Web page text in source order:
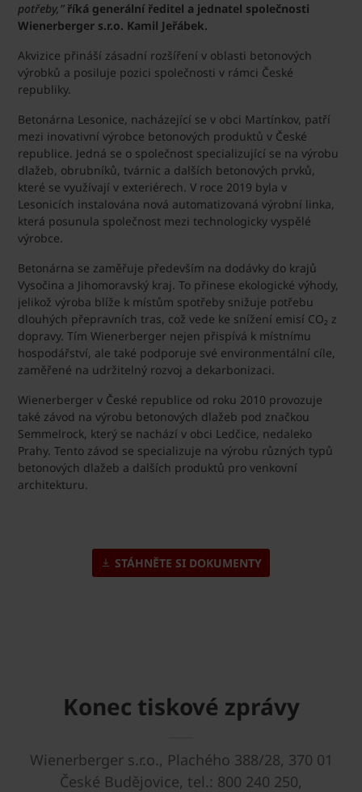
potřeby,” říká generální ředitel a jednatel společnosti
Wienerberger s.r.o. Kamil Jeřábek.
Akvizice přináší zásadní rozšíření v oblasti betonových
výrobků a posiluje pozici společnosti v rámci České
republiky.
Betonárna Lesonice, nacházející se v obci Martínkov, patří
mezi inovativní výrobce betonových produktů v České
republice. Jedná se o společnost specializující se na výrobu
dlažeb, obrubníků, tvárnic a dalších betonových prvků,
které se využívají v exteriérech. V roce 2019 byla v
Lesonicích instalována nová automatizovaná výrobní linka,
která posunula společnost mezi technologicky vyspělé
výrobce.
Betonárna se zaměřuje především na dodávky do krajů
Vysočina a Jihomoravský kraj. To přinese ekologické výhody,
jelikož výroba blíže k místům spotřeby snižuje potřebu
dlouhých přepravních tras, což vede ke snížení emisí CO₂ z
dopravy. Tím Wienerberger nejen přispívá k místnímu
hospodářství, ale také podporuje své environmentální cíle,
zaměřené na udržitelný rozvoj a dekarbonizaci.
Wienerberger v České republice od roku 2010 provozuje
také závod na výrobu betonových dlažeb pod značkou
Semmelrock, který se nachází v obci Ledčice, nedaleko
Prahy. Tento závod se specializuje na výrobu různých typů
betonových dlažeb a dalších produktů pro venkovní
architekturu.
STÁHNĚTE SI DOKUMENTY
Konec tiskové zprávy
Wienerberger s.r.o., Plachého 388/28, 370 01
České Budějovice, tel.: 800 240 250,